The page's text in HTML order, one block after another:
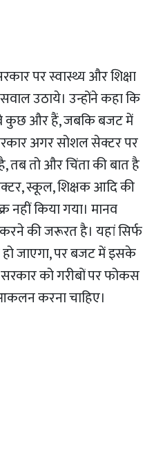
पर स्वास्थ्य और शिक्षा
उठाये। उन्होंने कहा कि
कुछ और हैं, जबकि बजट में
अगर सोशल सेक्टर पर
तब तो और चिंता की बात है
स्कूल, शिक्षक आदि की
नहीं किया गया। मानव
की जरूरत है। यहां सिर्फ
हो जाएगा, पर बजट में इसके
को गरीबों पर फोकस
करना चाहिए।